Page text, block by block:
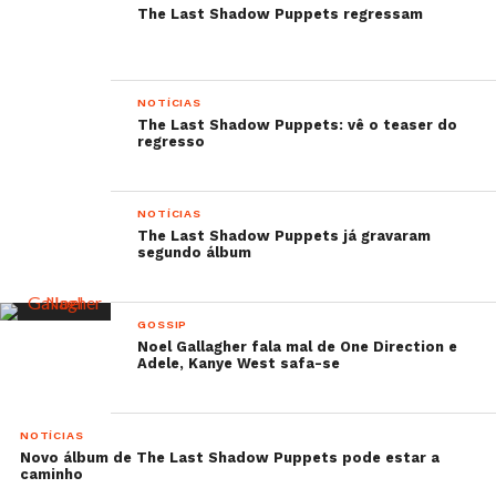
The Last Shadow Puppets regressam
NOTÍCIAS
The Last Shadow Puppets: vê o teaser do
regresso
NOTÍCIAS
The Last Shadow Puppets já gravaram
segundo álbum
GOSSIP
Noel Gallagher fala mal de One Direction e
Adele, Kanye West safa-se
NOTÍCIAS
Novo álbum de The Last Shadow Puppets pode estar a
caminho